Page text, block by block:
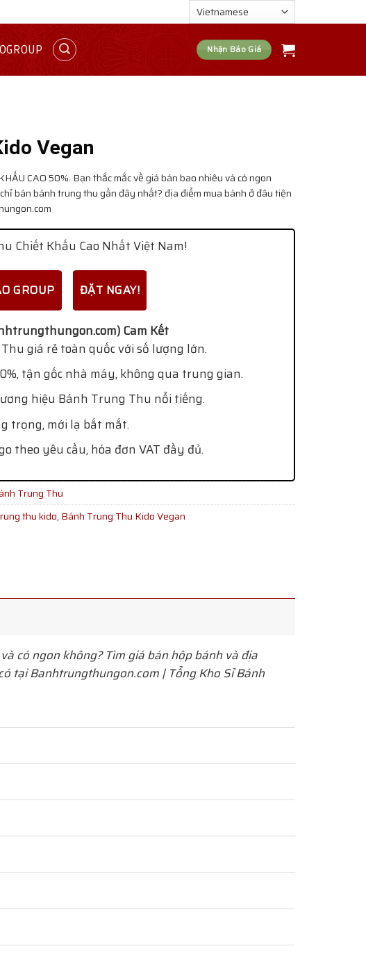
Nhận Báo Giá
Vegan
CAO 50%. Bạn thắc mắc về giá bán bao nhiêu và có ngon
bán bánh trung thu gần đây nhất? địa điểm mua bánh ở đâu tiện
Chiết Khấu Cao Nhất Việt Nam!
GROUP ĐẶT NGAY!
Cam Kết
giá rẻ toàn quốc với số lượng lớn.
tận gốc nhà máy, không qua trung gian.
hiệu Bánh Trung Thu nổi tiếng.
trọng, mới lạ bắt mắt.
theo yêu cầu, hóa đơn VAT đầy đủ.
Trung Thu
thu kido, Bánh Trung Thu Kido Vegan
có ngon không? Tìm giá bán hộp bánh và địa
tại Banhtrungthungon.com | Tổng Kho Sỉ Bánh